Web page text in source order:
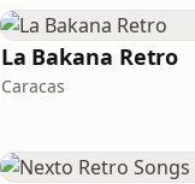
La Bakana Retro
Caracas